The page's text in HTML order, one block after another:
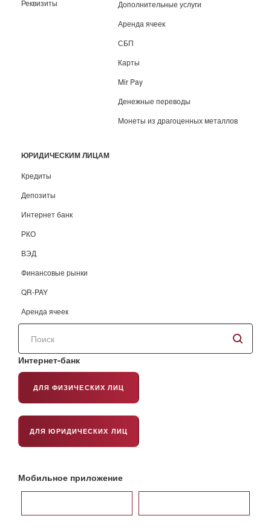
Реквизиты
Дополнительные услуги
Аренда ячеек
СБП
Карты
Mir Pay
Денежные переводы
Монеты из драгоценных металлов
ЮРИДИЧЕСКИМ ЛИЦАМ
Кредиты
Депозиты
Интернет банк
РКО
ВЭД
Финансовые рынки
QR-PAY
Аренда ячеек
Поиск
сайту
Интернет-банк
ДЛЯ ФИЗИЧЕСКИХ ЛИЦ
ДЛЯ ЮРИДИЧЕСКИХ ЛИЦ
Мобильное приложение